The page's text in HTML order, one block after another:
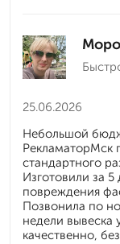
25.06.2026
Небольшой
РекламаторМск
стандартного
Изготовили за 5
повреждения
Позвонила по
недели вывеска
качественно,